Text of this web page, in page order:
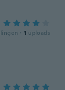
· 1 uploads